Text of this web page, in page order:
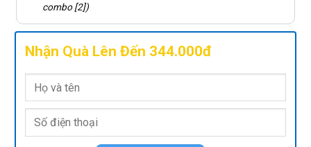
combo [2])
Nhận Quà Lên Đến 344.000đ